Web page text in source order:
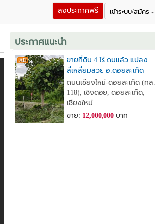
เข้าระบบ/สมัคร
ลงประกาศฟรี
ประกาศแนะนำ
ขายที่ดิน 4 ไร่ ถมแล้ว แปลง
สี่เหลี่ยมสวย อ.ดอยสะเก็ด
จ.เชียงใหม่ ใกล้วัดพระธาตุ
ดอยสะเก็ด ใกล้เขื่อนแม่กวง
ถนนเชียงใหม่-ดอยสะเก็ด (ทล.
118), เชิงดอย, ดอยสะเก็ด,
เชียงใหม่
ขาย: 12,000,000บาท